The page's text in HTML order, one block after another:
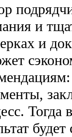
и
и
Тогда